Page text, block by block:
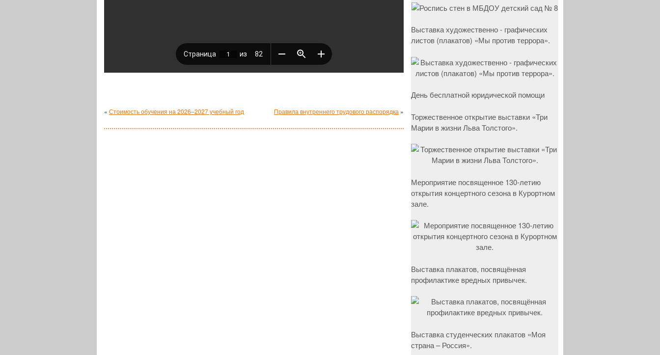
« Стоимость обучения на 2026–2027 учебный год Правила внутреннего трудового распорядка »
Выставка художественно - графических
листов (плакатов) «Мы против террора».
День бесплатной юридической помощи
Торжественное открытие выставки «Три
Марии в жизни Льва Толстого».
Мероприятие посвященное 130-летию
открытия концертного сезона в Курортном
зале.
Выставка плакатов, посвящённая
профилактике вредных привычек.
Выставка студенческих плакатов «Моя
страна – Россия».